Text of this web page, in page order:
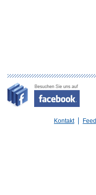
Kontakt